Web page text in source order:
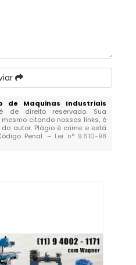
de Maquinas Industriais
de direito reservado. Sua
citando nossos links, é
autor. Plágio é crime e está
Penal. – Lei n° 9.610-98